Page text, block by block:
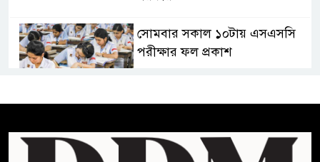
সোমবার সকাল ১০টায় এসএসসি
পরীক্ষার ফল প্রকাশ
প্রধানমন্ত্রী